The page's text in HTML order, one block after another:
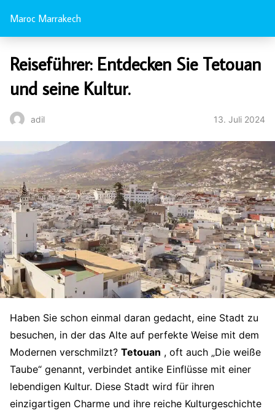
Maroc Marrakech
Reiseführer: Entdecken Sie Tetouan
und seine Kultur.
adil 13. Juli 2024
Haben Sie schon einmal daran gedacht, eine Stadt zu
besuchen, in der das Alte auf perfekte Weise mit dem
Modernen verschmilzt? Tetouan , oft auch „Die weiße
Taube“ genannt, verbindet antike Einflüsse mit einer
lebendigen Kultur. Diese Stadt wird für ihren
einzigartigen Charme und ihre reiche Kulturgeschichte